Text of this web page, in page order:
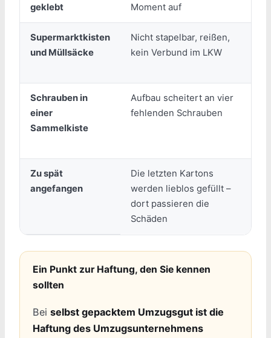
geklebt
Moment auf
Supermarktkisten
und Müllsäcke
Nicht stapelbar, reißen,
kein Verbund im LKW
Schrauben in
einer
Sammelkiste
Aufbau scheitert an vier
fehlenden Schrauben
Zu spät
angefangen
Die letzten Kartons
werden lieblos gefüllt –
dort passieren die
Schäden
Ein Punkt zur Haftung, den Sie kennen
sollten
Bei selbst gepacktem Umzugsgut ist die
Haftung des Umzugsunternehmens